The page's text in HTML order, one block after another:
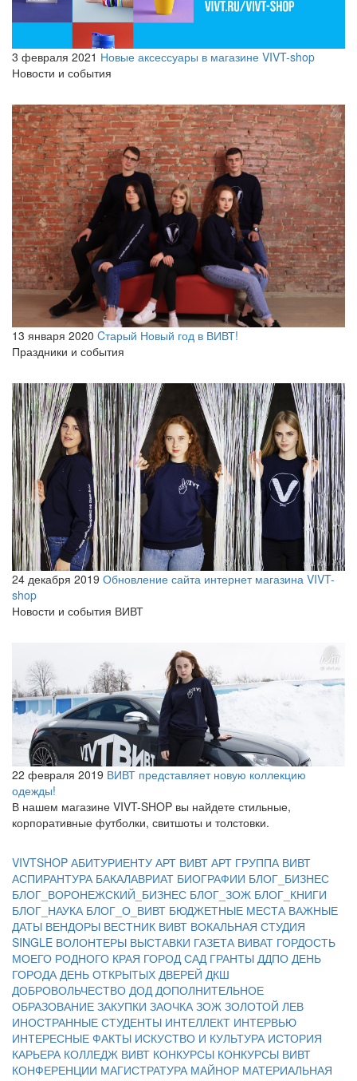
3 февраля 2021 Новые аксессуары в магазине VIVT-shop
Новости и события
13 января 2020 Cтарый Новый год в ВИВТ!
Праздники и события
24 декабря 2019 Обновление сайта интернет магазина VIVT-
shop
Новости и события ВИВТ
22 февраля 2019 ВИВТ представляет новую коллекцию
одежды!
В нашем магазине VIVT-SHOP вы найдете стильные,
корпоративные футболки, свитшоты и толстовки.
VIVTSHOP АБИТУРИЕНТУ АРТ ВИВТ АРТ ГРУППА ВИВТ
АСПИРАНТУРА БАКАЛАВРИАТ БИОГРАФИИ БЛОГ_БИЗНЕС
БЛОГ_ВОРОНЕЖСКИЙ_БИЗНЕС БЛОГ_ЗОЖ БЛОГ_КНИГИ
БЛОГ_НАУКА БЛОГ_О_ВИВТ БЮДЖЕТНЫЕ МЕСТА ВАЖНЫЕ
ДАТЫ ВЕНДОРЫ ВЕСТНИК ВИВТ ВОКАЛЬНАЯ СТУДИЯ
SINGLE ВОЛОНТЕРЫ ВЫСТАВКИ ГАЗЕТА ВИВАТ ГОРДОСТЬ
МОЕГО РОДНОГО КРАЯ ГОРОД САД ГРАНТЫ ДДПО ДЕНЬ
ГОРОДА ДЕНЬ ОТКРЫТЫХ ДВЕРЕЙ ДКШ
ДОБРОВОЛЬЧЕСТВО ДОД ДОПОЛНИТЕЛЬНОЕ
ОБРАЗОВАНИЕ ЗАКУПКИ ЗАОЧКА ЗОЖ ЗОЛОТОЙ ЛЕВ
ИНОСТРАННЫЕ СТУДЕНТЫ ИНТЕЛЛЕКТ ИНТЕРВЬЮ
ИНТЕРЕСНЫЕ ФАКТЫ ИСКУСТВО И КУЛЬТУРА ИСТОРИЯ
КАРЬЕРА КОЛЛЕДЖ ВИВТ КОНКУРСЫ КОНКУРСЫ ВИВТ
КОНФЕРЕНЦИИ МАГИСТРАТУРА МАЙНОР МАТЕРИАЛЬНАЯ